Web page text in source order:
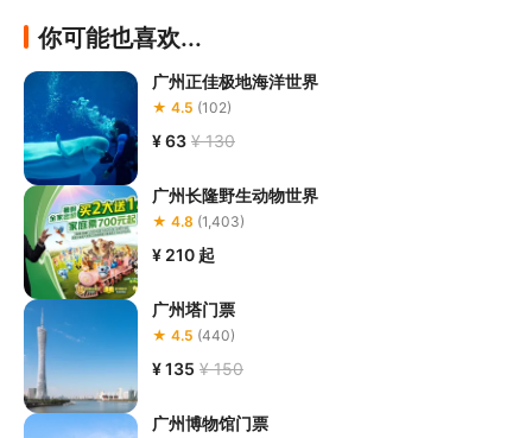
龄、准入身高及准入体重等准入要求
成行的后果由您自行承担；
4.禁止孕妇、患有高血压、心脏病等不适合刺激性游玩项目的疾病
患者及严重恐高、体质较弱的游客参加本项目，
参加本项目发生意外的，由您本人承担一切责任，因此给旅行社造
5.在项目过程中您需要全程正确穿戴安全护具，戴眼镜的游客应当
做好相应防护，避免发生意外事件。若本项目因天气恶劣或其他不
可抗力导致无法成行的，请您听从旅行社工作人员的安排参加活
动；
6.若您在项目过程中感到任何不适，请及时与项目工作人员进行沟
你可能也喜欢...
广州正佳极地海洋世界
★ 4.5 (102)
¥ 63 ¥ 130
广州长隆野生动物世界
★ 4.8 (1,403)
¥ 210 起
广州塔门票
★ 4.5 (440)
¥ 135 ¥ 150
广州博物馆门票